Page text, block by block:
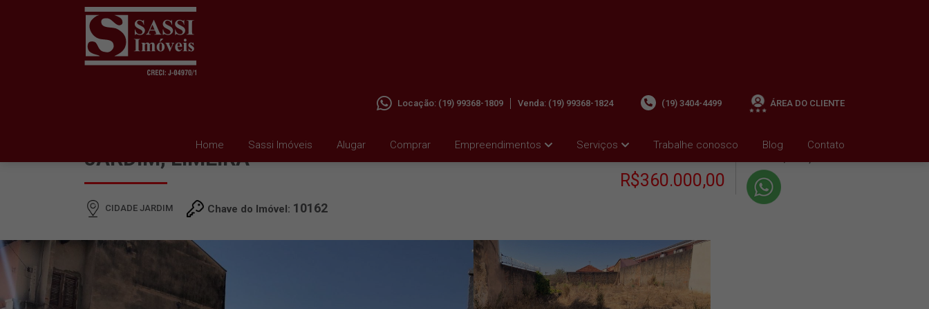
Home Sassi Imóveis Alugar Comprar Empreendimentos Serviços Trabalhe conosco Blog Contato
Locação: (19) 99368-1809 Venda: (19) 99368-1824 (19) 3404-4499 ÁREA DO CLIENTE
JARDIM, LIMEIRA
CIDADE JARDIM Chave do Imóvel: 10162
R$360.000,00
+ Condomínio R$0,00